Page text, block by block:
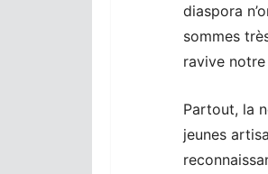
diaspora
sommes
ravive
Partout, la
jeunes